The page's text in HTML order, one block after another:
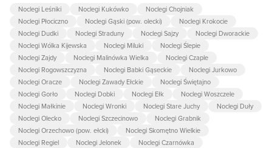
Noclegi Leśniki Noclegi Kukówko
Noclegi Chojniak
Noclegi Płociczno
Noclegi Gąski (pow. olecki)
Noclegi Krokocie
Noclegi Dudki
Noclegi Straduny Noclegi Sajzy
Noclegi Dworackie
Noclegi Wólka Kijewska
Noclegi Miluki
Noclegi Ślepie
Noclegi Zajdy
Noclegi Malinówka Wielka
Noclegi Czaple
Noclegi Rogowszczyzna
Noclegi Babki Gąseckie
Noclegi Jurkowo
Noclegi Oracze
Noclegi Zawady Ełckie
Noclegi Świętajno
Noclegi Gorło
Noclegi Dobki Noclegi Ełk
Noclegi Woszczele
Noclegi Małkinie
Noclegi Wronki Noclegi Stare Juchy
Noclegi Duły
Noclegi Olecko
Noclegi Szczecinowo
Noclegi Grabnik
Noclegi Orzechowo (pow. ełcki)
Noclegi Skomętno Wielkie
Noclegi Regiel
Noclegi Jelonek
Noclegi Czarnówka